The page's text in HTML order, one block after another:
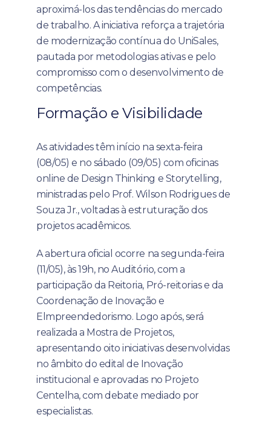
aproximá-los das tendências do mercado
de trabalho. A iniciativa reforça a trajetória
de modernização contínua do UniSales,
pautada por metodologias ativas e pelo
compromisso com o desenvolvimento de
competências.
Formação e Visibilidade
As atividades têm início na sexta-feira
(08/05) e no sábado (09/05) com oficinas
online de Design Thinking e Storytelling,
ministradas pelo Prof. Wilson Rodrigues de
Souza Jr., voltadas à estruturação dos
projetos acadêmicos.
A abertura oficial ocorre na segunda-feira
(11/05), às 19h, no Auditório, com a
participação da Reitoria, Pró-reitorias e da
Coordenação de Inovação e
Elmpreendedorismo. Logo após, será
realizada a Mostra de Projetos,
apresentando oito iniciativas desenvolvidas
no âmbito do edital de Inovação
institucional e aprovadas no Projeto
Centelha, com debate mediado por
especialistas.